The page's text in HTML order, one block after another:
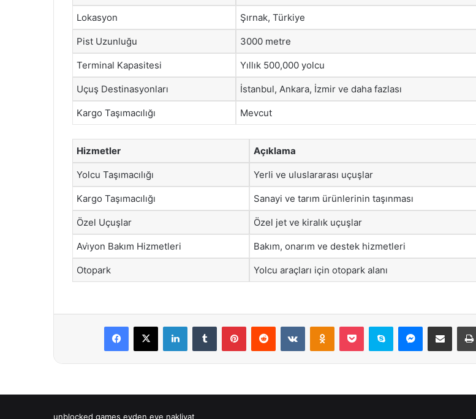
Lokasyon Şırnak, Türkiye
Pist Uzunluğu 3000 metre
Terminal Kapasitesi Yıllık 500,000 yolcu
Uçuş Destinasyonları İstanbul, Ankara, İzmir ve daha fazlası
Kargo Taşımacılığı Mevcut
Hizmetler Açıklama
Yolcu Taşımacılığı Yerli ve uluslararası uçuşlar
Kargo Taşımacılığı Sanayi ve tarım ürünlerinin taşınması
Özel Uçuşlar Özel jet ve kiralık uçuşlar
Avi̇yon Bakım Hizmetleri Bakım, onarım ve destek hizmetleri
Otopark Yolcu araçları için otopark alanı
Facebook
X LinkedInTumblr PinterestReddit VKontakteOdnoklassniki
Pocket Skype Messenger
E-Posta ile paylaş
unblocked games evden eve nakliyat